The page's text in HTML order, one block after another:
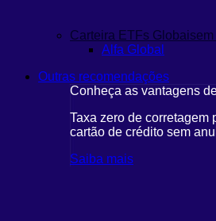
Carteira ETFs Globais
Alfa Global
Outras recomendações
Conheça as vantagens
Taxa zero de corretagem
cartão de crédito sem
Saiba mais